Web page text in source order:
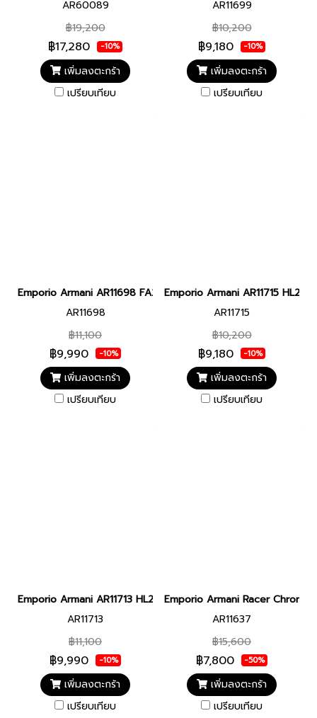
AR60089
฿19,200
฿17,280 -10%
เพิ่มลงตะกร้า
เปรียบเทียบ
AR11699
฿10,200
฿9,180 -10%
เพิ่มลงตะกร้า
เปรียบเทียบ
Emporio Armani AR11698 FA25 WORLD EXPLORER MEN
AR11698
฿11,100
฿9,990 -10%
เพิ่มลงตะกร้า
เปรียบเทียบ
Emporio Armani AR11715 HL25
AR11715
฿10,200
฿9,180 -10%
เพิ่มลงตะกร้า
เปรียบเทียบ
Emporio Armani AR11713 HL25 WATCH MEN 41MM Quartz
AR11713
฿11,100
฿9,990 -10%
เพิ่มลงตะกร้า
เปรียบเทียบ
Emporio Armani Racer
AR11637
฿15,600
฿7,800 -50%
เพิ่มลงตะกร้า
เปรียบเทียบ